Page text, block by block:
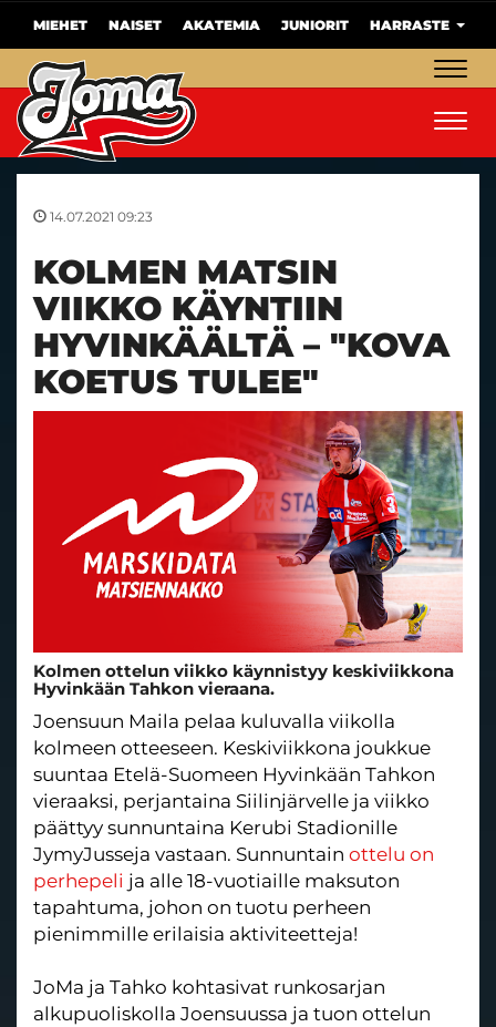
MIEHET NAISET AKATEMIA JUNIORIT HARRASTE
14.07.2021 09:23
KOLMEN MATSIN
VIIKKO KÄYNTIIN
HYVINKÄÄLTÄ – "KOVA
KOETUS TULEE"
Kolmen ottelun viikko käynnistyy keskiviikkona
Hyvinkään Tahkon vieraana.
Joensuun Maila pelaa kuluvalla viikolla
kolmeen otteeseen. Keskiviikkona joukkue
suuntaa Etelä-Suomeen Hyvinkään Tahkon
vieraaksi, perjantaina Siilinjärvelle ja viikko
päättyy sunnuntaina Kerubi Stadionille
JymyJusseja vastaan. Sunnuntain ottelu on
perhepeli ja alle 18-vuotiaille maksuton
tapahtuma, johon on tuotu perheen
pienimmille erilaisia aktiviteetteja!
JoMa ja Tahko kohtasivat runkosarjan
alkupuoliskolla Joensuussa ja tuon ottelun